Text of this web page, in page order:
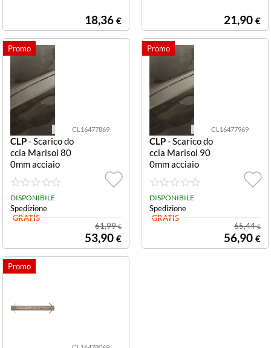
18,36 € 21,90 €
CL16477869
CLP- Scarico do
ccia Marisol 80
0mm acciaio
DISPONIBILE
Spedizione
GRATIS
61,99€
53,90 €
CL16477969
CLP- Scarico do
ccia Marisol 90
0mm acciaio
DISPONIBILE
Spedizione
GRATIS
65,44€
56,90 €